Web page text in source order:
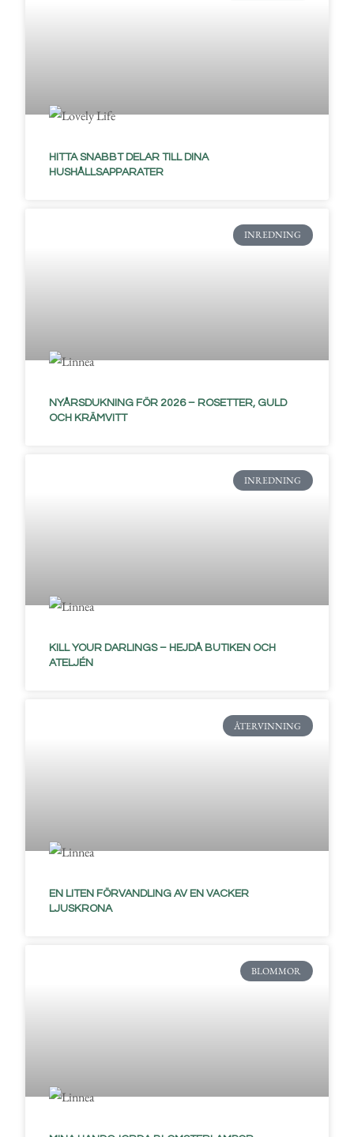
HITTA SNABBT DELAR TILL DINA
HUSHÅLLSAPPARATER
INREDNING
NYÅRSDUKNING FÖR 2026 – ROSETTER, GULD
OCH KRÄMVITT
INREDNING
KILL YOUR DARLINGS – HEJDÅ BUTIKEN OCH
ATELJÉN
ÅTERVINNING
EN LITEN FÖRVANDLING AV EN VACKER
LJUSKRONA
BLOMMOR